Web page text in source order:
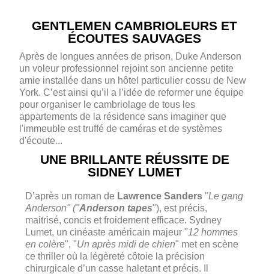
GENTLEMEN CAMBRIOLEURS ET
ÉCOUTES SAUVAGES
Après de longues années de prison, Duke Anderson
un voleur professionnel rejoint son ancienne petite
amie installée dans un hôtel particulier cossu de New
York. C’est ainsi qu’il a l’idée de reformer une équipe
pour organiser le cambriolage de tous les
appartements de la résidence sans imaginer que
l'immeuble est truffé de caméras et de systèmes
d'écoute...
UNE BRILLANTE RÉUSSITE DE
SIDNEY LUMET
D’après un roman de Lawrence Sanders "Le gang
Anderson" ("Anderson tapes"), est précis,
maitrisé, concis et froidement efficace. Sydney
Lumet, un cinéaste américain majeur "12 hommes
en colère", "Un après midi de chien" met en scène
ce thriller où la légèreté côtoie la précision
chirurgicale d’un casse haletant et précis. Il